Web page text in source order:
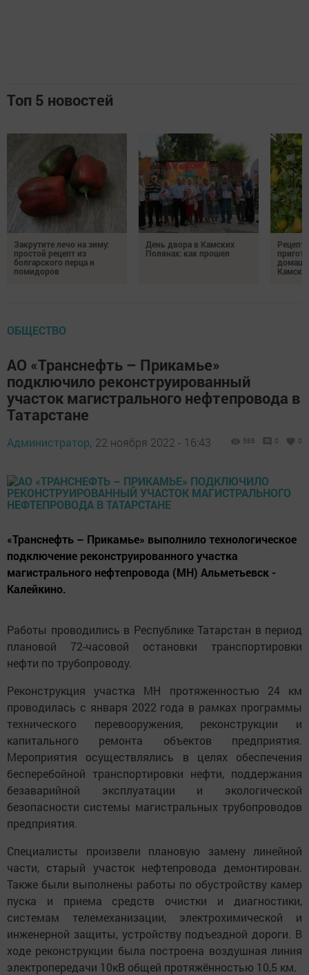
Топ 5 новостей
Закрутите лечо на зиму:
простой рецепт из
болгарского перца и
помидоров
День двора в Камских
Полянах: как прошел
ОБЩЕСТВО
АО «Транснефть – Прикамье»
подключило реконструированный
участок магистрального нефтепровода в
Татарстане
Администратор, 22 ноября 2022 - 16:43 586 0 0
«Транснефть – Прикамье» выполнило технологическое
подключение реконструированного участка
магистрального нефтепровода (МН) Альметьевск -
Калейкино.
Работы проводились в Республике Татарстан в период
плановой 72-часовой остановки транспортировки
нефти по трубопроводу.
Реконструкция участка МН протяженностью 24 км
проводилась с января 2022 года в рамках программы
технического перевооружения, реконструкции и
капитального ремонта объектов предприятия.
Мероприятия осуществлялись в целях обеспечения
бесперебойной транспортировки нефти, поддержания
безаварийной эксплуатации и экологической
безопасности системы магистральных трубопроводов
предприятия.
Специалисты произвели плановую замену линейной
части, старый участок нефтепровода демонтирован.
Также были выполнены работы по обустройству камер
пуска и приема средств очистки и диагностики,
системам телемеханизации, электрохимической и
инженерной защиты, устройству подъездной дороги. В
ходе реконструкции была построена воздушная линия
электропередачи 10кВ общей протяжённостью 10,5 км.